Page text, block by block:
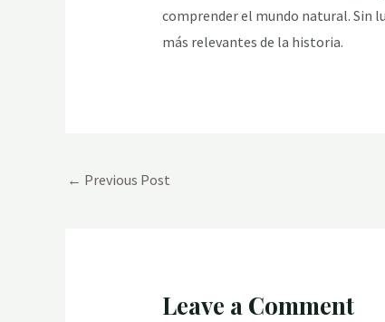
comprender el mundo natural. Sin
más relevantes de la historia.
Post
← Previous Post
Leave a Comment